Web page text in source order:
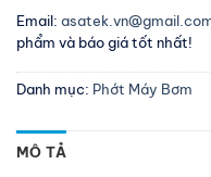
Email:
phẩm và báo giá tốt nhất!
Danh mục: Phớt Máy Bơm
MÔ TẢ